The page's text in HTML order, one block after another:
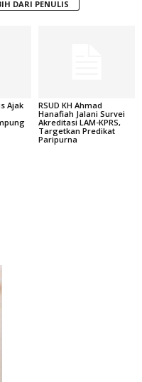
DARI PENULIS
Ajak
RSUD KH Ahmad
Hanafiah Jalani Survei
Akreditasi LAM-KPRS,
Targetkan Predikat
Paripurna